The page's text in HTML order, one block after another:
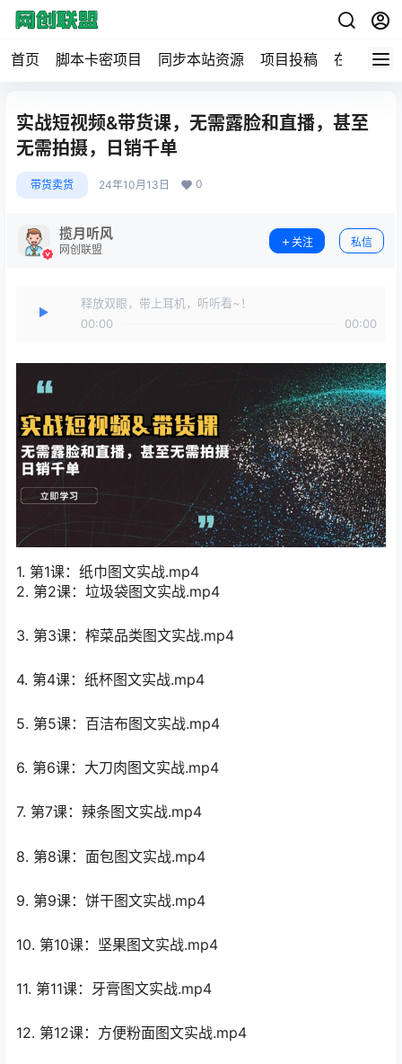
首页 脚本卡密项目 同步本站资源 项目投稿 在线工具
实战短视频&带货课，无需露脸和直播，甚至
无需拍摄，日销千单
带货卖货 24年10月13日 0
揽月听风
网创联盟
关注 私信
释放双眼，带上耳机，听听看~！
00:00
00:00
1. 第1课：纸巾图文实战.mp4
2. 第2课：垃圾袋图文实战.mp4
3. 第3课：榨菜品类图文实战.mp4
4. 第4课：纸杯图文实战.mp4
5. 第5课：百洁布图文实战.mp4
6. 第6课：大刀肉图文实战.mp4
7. 第7课：辣条图文实战.mp4
8. 第8课：面包图文实战.mp4
9. 第9课：饼干图文实战.mp4
10. 第10课：坚果图文实战.mp4
11. 第11课：牙膏图文实战.mp4
12. 第12课：方便粉面图文实战.mp4